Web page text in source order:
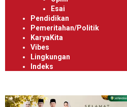
Esai
Pendidikan
Pemeritahan/Politik
KaryaKita
Vibes
Lingkungan
Indeks